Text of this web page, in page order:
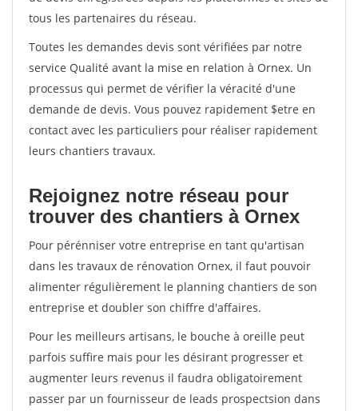
tous les partenaires du réseau.
Toutes les demandes devis sont vérifiées par notre
service Qualité avant la mise en relation à Ornex. Un
processus qui permet de vérifier la véracité d'une
demande de devis. Vous pouvez rapidement $etre en
contact avec les particuliers pour réaliser rapidement
leurs chantiers travaux.
Rejoignez notre réseau pour
trouver des chantiers à Ornex
Pour pérénniser votre entreprise en tant qu'artisan
dans les travaux de rénovation Ornex, il faut pouvoir
alimenter régulièrement le planning chantiers de son
entreprise et doubler son chiffre d'affaires.
Pour les meilleurs artisans, le bouche à oreille peut
parfois suffire mais pour les désirant progresser et
augmenter leurs revenus il faudra obligatoirement
passer par un fournisseur de leads prospectsion dans